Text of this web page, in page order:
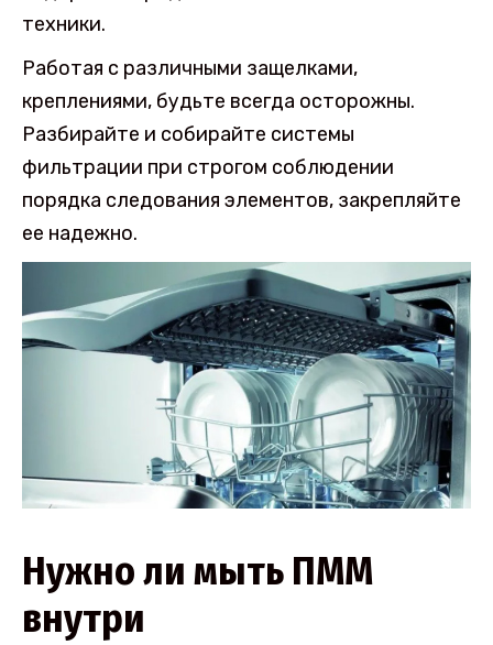
техники.
Работая с различными защелками,
креплениями, будьте всегда осторожны.
Разбирайте и собирайте системы
фильтрации при строгом соблюдении
порядка следования элементов, закрепляйте
ее надежно.
Нужно ли мыть ПММ
внутри